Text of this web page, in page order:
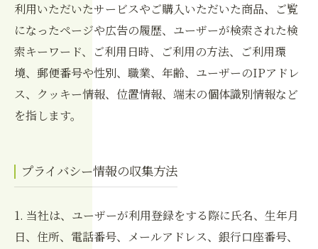
利用いただいたサービスやご購入いただいた商品、ご覧
になったページや広告の履歴、ユーザーが検索された検
索キーワード、ご利用日時、ご利用の方法、ご利用環
境、郵便番号や性別、職業、年齢、ユーザーのIPアドレ
ス、クッキー情報、位置情報、端末の個体識別情報など
を指します。
プライバシー情報の収集方法
1. 当社は、ユーザーが利用登録をする際に氏名、生年月
日、住所、電話番号、メールアドレス、銀行口座番号、